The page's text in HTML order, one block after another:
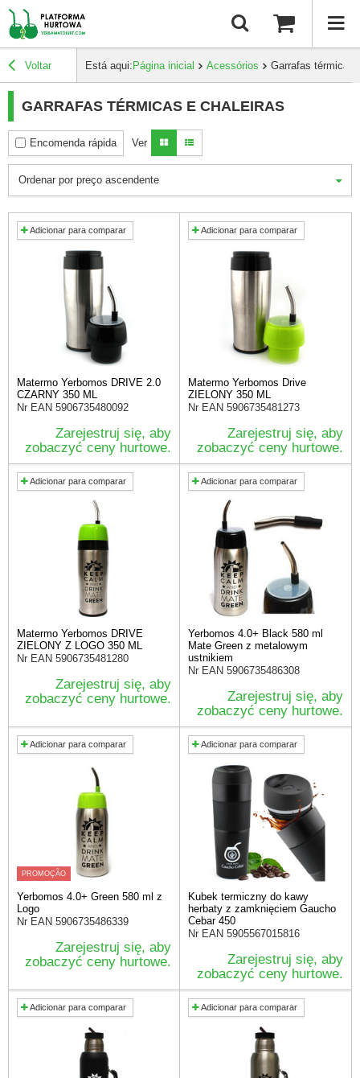
Voltar Está aqui: Página inicial Acessórios Garrafas térmicas
GARRAFAS TÉRMICAS E CHALEIRAS
Encomenda rápida Ver
Ordenar por preço ascendente
Adicionar para comparar
Matermo Yerbomos DRIVE 2.0
CZARNY 350 ML
Nr EAN 5906735480092
Zarejestruj się, aby
zobaczyć ceny hurtowe.
Adicionar para comparar
Matermo Yerbomos Drive
ZIELONY 350 ML
Nr EAN 5906735481273
Zarejestruj się, aby
zobaczyć ceny hurtowe.
Adicionar para comparar
Matermo Yerbomos DRIVE
ZIELONY Z LOGO 350 ML
Nr EAN 5906735481280
Zarejestruj się, aby
zobaczyć ceny hurtowe.
Adicionar para comparar
Yerbomos 4.0+ Black 580 ml
Mate Green z metalowym
ustnikiem
Nr EAN 5906735486308
Zarejestruj się, aby
zobaczyć ceny hurtowe.
Adicionar para comparar
PROMOÇÃO
Yerbomos 4.0+ Green 580 ml z
Logo
Nr EAN 5906735486339
Zarejestruj się, aby
zobaczyć ceny hurtowe.
Adicionar para comparar
Kubek termiczny do kawy
herbaty z zamknięciem Gaucho
Cebar 450
Nr EAN 5905567015816
Zarejestruj się, aby
zobaczyć ceny hurtowe.
Adicionar para comparar Adicionar para comparar